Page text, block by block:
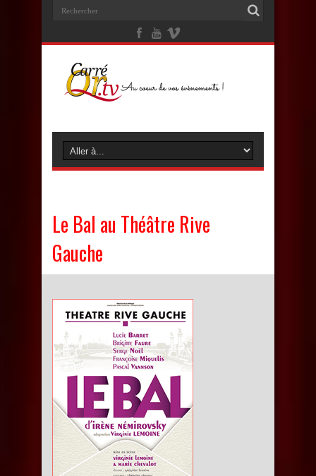
Le Bal au Théâtre Rive
Gauche